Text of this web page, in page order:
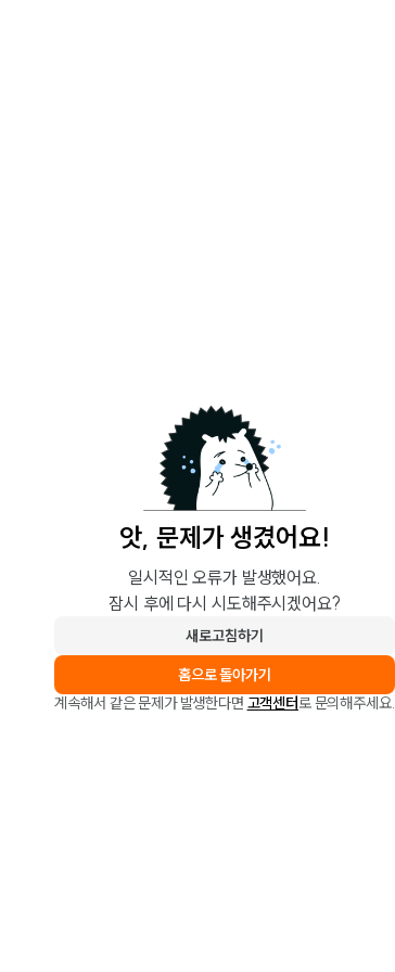
앗, 문제가 생겼어요!
일시적인 오류가 발생했어요.
잠시 후에 다시 시도해주시겠어요?
새로고침하기
홈으로 돌아가기
계속해서 같은 문제가 발생한다면 고객센터로 문의해주세요.